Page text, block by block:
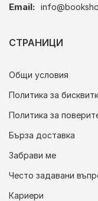
Email:
СТРАНИЦИ
Общи условия
Политика за
Политика за
Бърза доставка
Забрави ме
Често задавани
Кариери